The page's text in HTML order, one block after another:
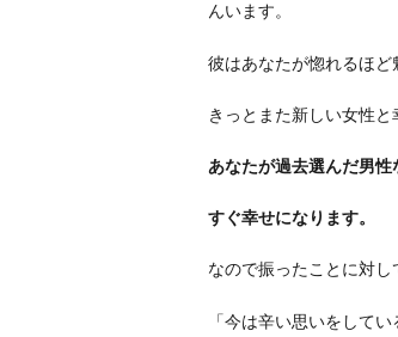
1
3.
「そ
ま
人
く
んいます。
彼はあなたが惚れるほど
きっとまた新しい女性と
あなたが過去選んだ男性
すぐ幸せになります。
なので振ったことに対し
「今は辛い思いをして